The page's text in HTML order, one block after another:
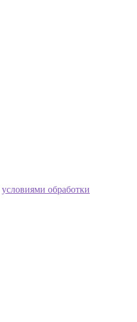
условиями обработки